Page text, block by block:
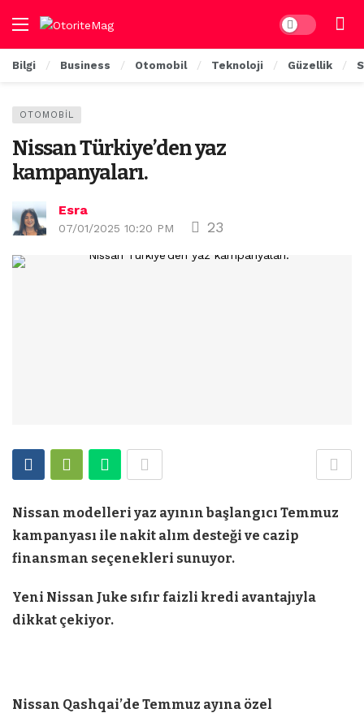
Dark mode
Bilgi Business Otomobil Teknoloji Güzellik
OTOMOBIL
Nissan Türkiye’den yaz
kampanyaları.
Esra
07/01/2025 10:20 PM 23
Nissan modelleri yaz ayının başlangıcı Temmuz
kampanyası ile nakit alım desteği ve cazip
finansman seçenekleri sunuyor.
Yeni Nissan Juke sıfır faizli kredi avantajıyla
dikkat çekiyor.
Nissan Qashqai’de Temmuz ayına özel